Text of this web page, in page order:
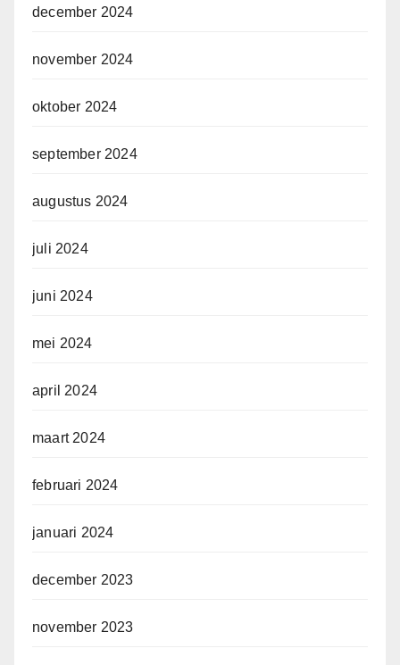
december 2024
november 2024
oktober 2024
september 2024
augustus 2024
juli 2024
juni 2024
mei 2024
april 2024
maart 2024
februari 2024
januari 2024
december 2023
november 2023